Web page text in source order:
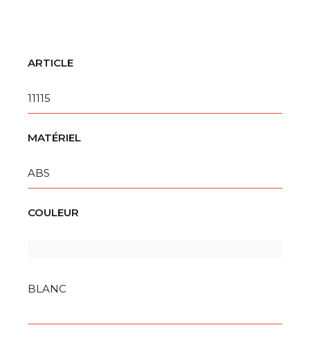
ARTICLE
11115
MATÉRIEL
ABS
COULEUR
BLANC